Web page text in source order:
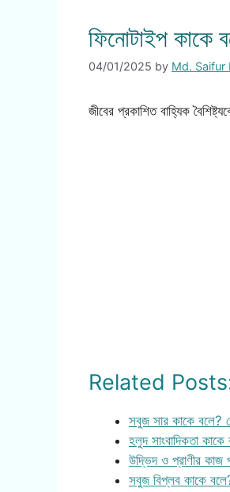
ফিনোটাইপ কাকে
04/01/2025 by Md. Saifur
জীবের প্রকাশিত বাহ্যিক
Related
সবুজ সার কাকে বলে?
হলুদ সাংবাদিকতা
উদ্ভিদ ও প্রাণীর কাজ
সবুজ বিপ্লব কাকে